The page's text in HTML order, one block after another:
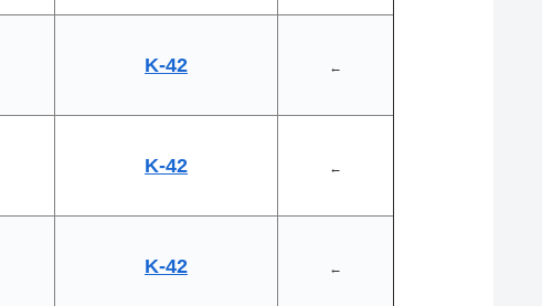
K-42 ←
K-42 ←
K-42 ←